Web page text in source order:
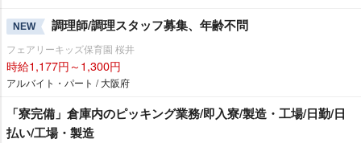
NEW 調理師/調理スタッフ募集、年齢不問
フェアリーキッズ保育園 桜井
時給1,177円～1,300円
アルバイト・パート / 大阪府
「寮完備」倉庫内のピッキング業務/即入寮/製造・工場/日勤/日
払い/工場・製造